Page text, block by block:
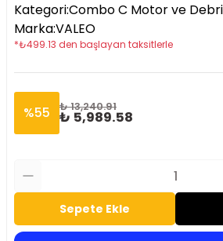
Kategori:Combo C Motor ve
Marka:VALEO
*₺499.13 den başlayan taksitlerle
%55 ₺ 13,240.91
₺ 5,989.58
Sepete Ekle